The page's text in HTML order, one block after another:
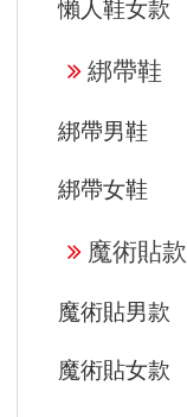
懶人鞋女款
綁帶鞋
綁帶男鞋
綁帶女鞋
魔術貼款
魔術貼男款
魔術貼女款